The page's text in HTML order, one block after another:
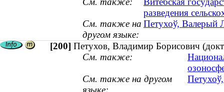
разведения
См. также на
другом языке:
Петухоў, Валерый
[200] Петухов, Владимир Борисович
См. также:
См. также на другом